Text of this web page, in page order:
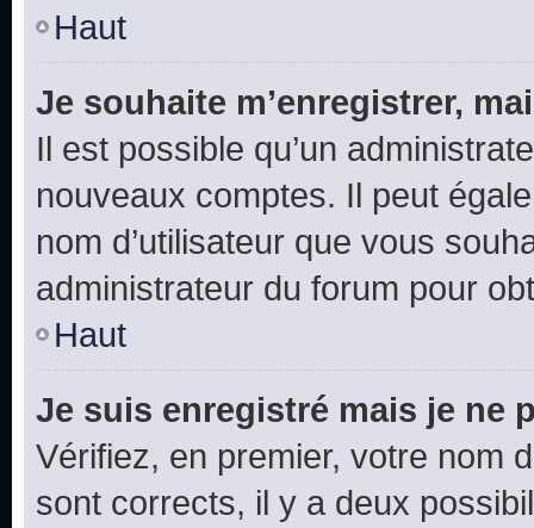
Haut
Je souhaite m’enregistrer,
Il est possible qu’un
nouveaux comptes. Il peut
nom d’utilisateur que vous
administrateur du forum pour
Haut
Je suis enregistré mais je ne
Vérifiez, en premier, votre nom
sont corrects, il y a deux